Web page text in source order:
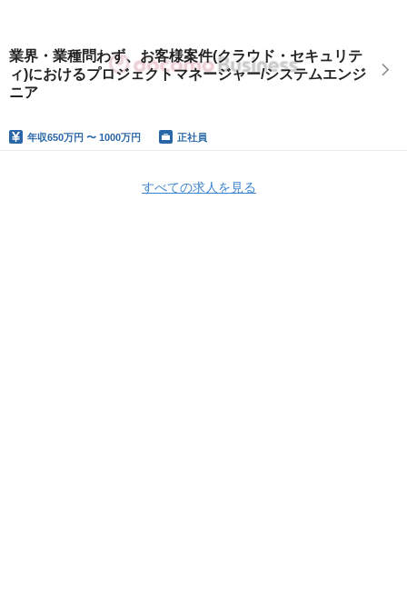
業界・業種問わず、お客様案件(クラウド・セキュリテ
ィ)におけるプロジェクトマネージャー/システムエンジ
ニア
年収650万円 〜 1000万円 正社員
すべての求人を見る